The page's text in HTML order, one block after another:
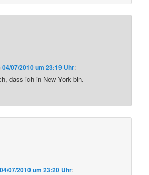
04/07/2010 um 23:19 Uhr:
dass ich in New York bin.
04/07/2010 um 23:20 Uhr: